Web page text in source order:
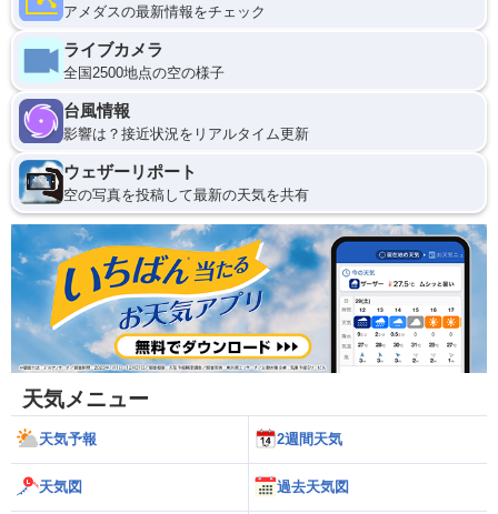
アメダスの最新情報をチェック
ライブカメラ
全国2500地点の空の様子
台風情報
影響は？接近状況をリアルタイム更新
ウェザーリポート
空の写真を投稿して最新の天気を共有
天気メニュー
天気予報 2週間天気
天気図 過去天気図